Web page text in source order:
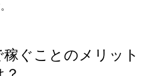
ぐことのメリット